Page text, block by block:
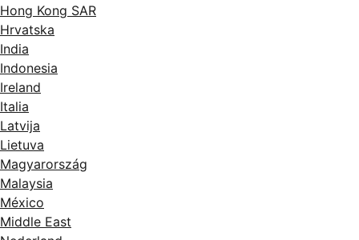
Hong Kong SAR
Hrvatska
India
Indonesia
Ireland
Italia
Latvija
Lietuva
Magyarország
Malaysia
México
Middle East